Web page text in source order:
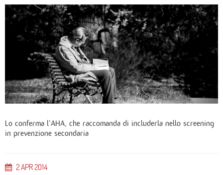
Lo conferma l’AHA, che raccomanda di includerla nello screening
in prevenzione secondaria
2APR 2014